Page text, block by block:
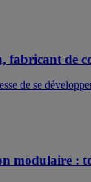
fabricant de
de se
modulaire :